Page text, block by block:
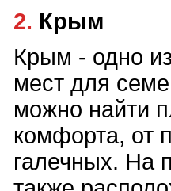
2. Крым
Крым - одно
мест для
можно найти
комфорта, от
галечных. На